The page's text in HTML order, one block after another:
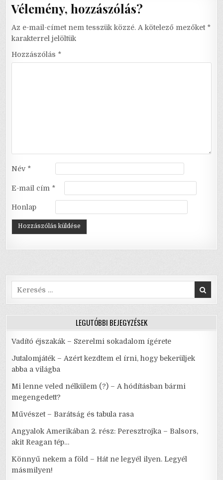
Vélemény, hozzászólás?
Az e-mail-címet nem tesszük közzé. A kötelező mezőket *
karakterrel jelöltük
Hozzászólás *
Név *
E-mail cím *
Honlap
Search
for:
LEGUTÓBBI BEJEGYZÉSEK
Vadító éjszakák – Szerelmi sokadalom ígérete
Jutalomjáték – Azért kezdtem el írni, hogy bekerüljek
abba a világba
Mi lenne veled nélkülem (?) – A hódításban bármi
megengedett?
Művészet – Barátság és tabula rasa
Angyalok Amerikában 2. rész: Peresztrojka – Balsors,
akit Reagan tép…
Könnyű nekem a föld – Hát ne legyél ilyen. Legyél
másmilyen!